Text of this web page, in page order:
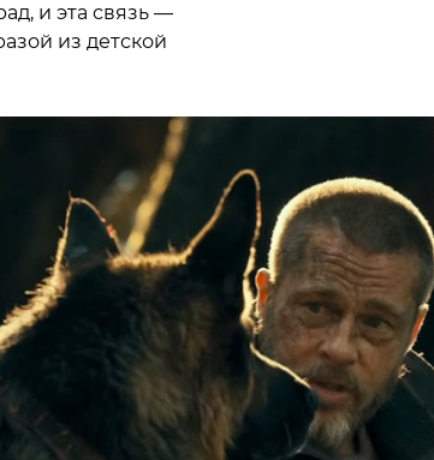
и эта связь —
из детской